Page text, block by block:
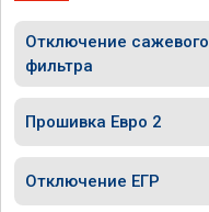
Отключение сажевого
фильтра
Прошивка Евро 2
Отключение ЕГР